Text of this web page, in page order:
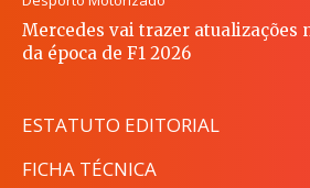
Mercedes vai trazer atualizações
da época de F1 2026
ESTATUTO EDITORIAL
FICHA TÉCNICA